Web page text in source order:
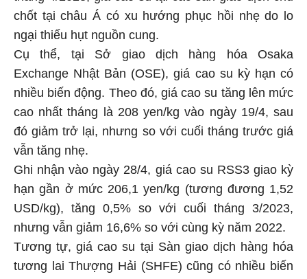
chốt tại châu Á có xu hướng phục hồi nhẹ do lo
ngại thiếu hụt nguồn cung.
Cụ thể, tại Sở giao dịch hàng hóa Osaka
Exchange Nhật Bản (OSE), giá cao su kỳ hạn có
nhiều biến động. Theo đó, giá cao su tăng lên mức
cao nhất tháng là 208 yen/kg vào ngày 19/4, sau
đó giảm trở lại, nhưng so với cuối tháng trước giá
vẫn tăng nhẹ.
Ghi nhận vào ngày 28/4, giá cao su RSS3 giao kỳ
hạn gần ở mức 206,1 yen/kg (tương đương 1,52
USD/kg), tăng 0,5% so với cuối tháng 3/2023,
nhưng vẫn giảm 16,6% so với cùng kỳ năm 2022.
Tương tự, giá cao su tại Sàn giao dịch hàng hóa
tương lai Thượng Hải (SHFE) cũng có nhiều biến